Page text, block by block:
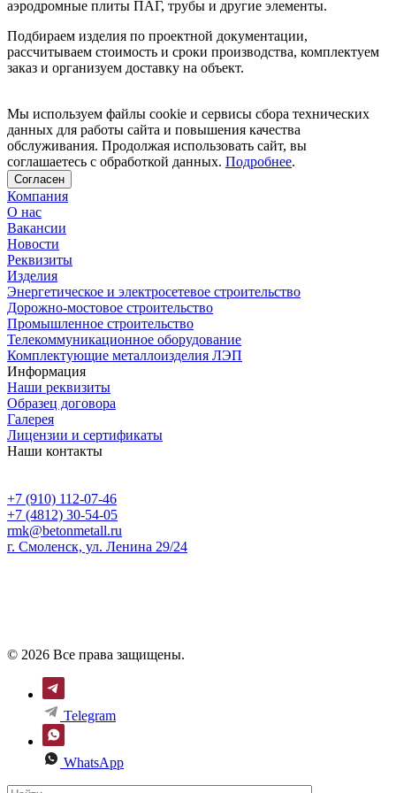
аэродромные плиты ПАГ, трубы и другие элементы.
Подбираем изделия по проектной документации,
рассчитываем стоимость и сроки производства, комплектуем
заказ и организуем доставку на объект.
Мы используем файлы cookie и сервисы сбора технических
данных для работы сайта и повышения качества
обслуживания. Продолжая использовать сайт, вы
соглашаетесь с обработкой данных. Подробнее.
Согласен
Компания
О нас
Вакансии
Новости
Реквизиты
Изделия
Энергетическое и электросетевое строительство
Дорожно-мостовое строительство
Промышленное строительство
Телекоммуникационное оборудование
Комплектующие металлоизделия ЛЭП
Информация
Наши реквизиты
Образец договора
Галерея
Лицензии и сертификаты
Наши контакты
+7 (910) 112-07-46
+7 (4812) 30-54-05
rmk@betonmetall.ru
г. Смоленск, ул. Ленина 29/24
© 2026 Все права защищены.
Telegram
WhatsApp